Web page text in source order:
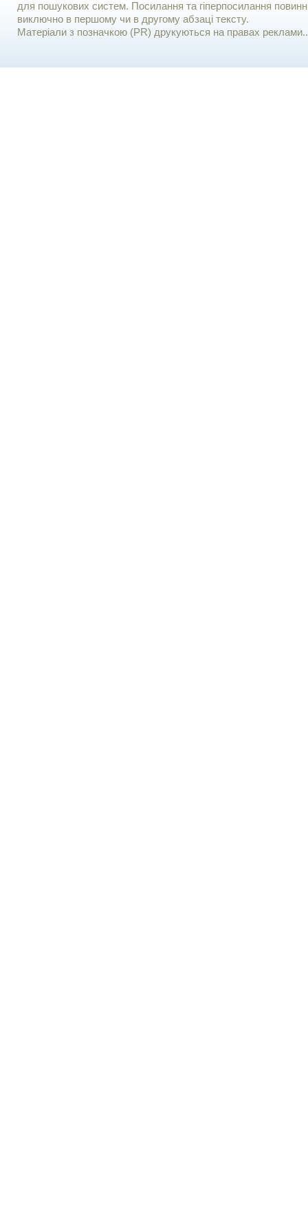
для пошукових систем. Посилання та гіперпосилання
виключно в першому чи в другому абзаці тексту.
Матеріали з позначкою (PR) друкуються на правах реклами..